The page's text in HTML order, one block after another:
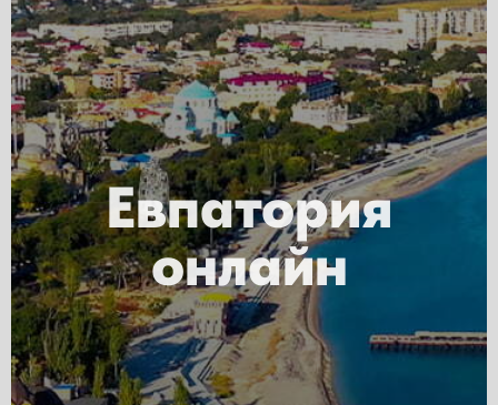
Евпатория
онлайн